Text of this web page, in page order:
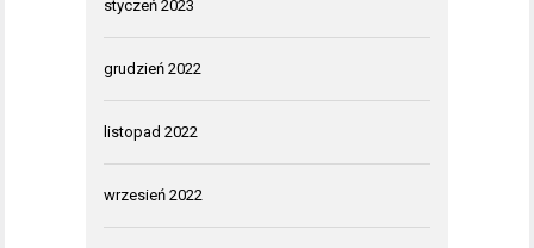
styczeń 2023
grudzień 2022
listopad 2022
wrzesień 2022